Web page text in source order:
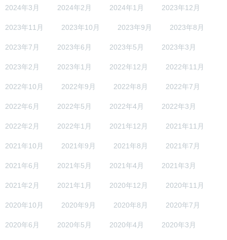
2024年3月 2024年2月 2024年1月 2023年12月
2023年11月 2023年10月 2023年9月 2023年8月
2023年7月 2023年6月 2023年5月 2023年3月
2023年2月 2023年1月 2022年12月 2022年11月
2022年10月 2022年9月 2022年8月 2022年7月
2022年6月 2022年5月 2022年4月 2022年3月
2022年2月 2022年1月 2021年12月 2021年11月
2021年10月 2021年9月 2021年8月 2021年7月
2021年6月 2021年5月 2021年4月 2021年3月
2021年2月 2021年1月 2020年12月 2020年11月
2020年10月 2020年9月 2020年8月 2020年7月
2020年6月 2020年5月 2020年4月 2020年3月